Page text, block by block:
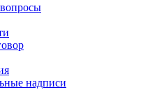
надписи